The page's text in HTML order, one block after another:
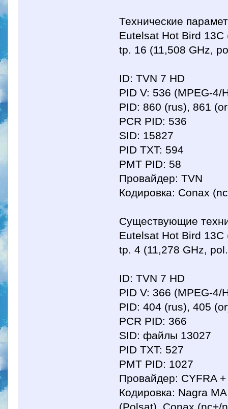
Технические
Eutelsat Hot Bird
tp. 16 (11,508 GHz,
ID: TVN 7 HD
PID V: 536 (MPEG-4/
PID: 860 (rus), 861
PCR PID: 536
SID: 15827
PID TXT: 594
PMT PID: 58
Провайдер: TVN
Кодировка: Conax
Существующие
Eutelsat Hot Bird
tp. 4 (11,278 GHz,
ID: TVN 7 HD
PID V: 366 (MPEG-4/
PID: 404 (rus), 405
PCR PID: 366
SID: файлы 13027
PID TXT: 527
PMT PID: 1027
Провайдер: CYFRA +
Кодировка: Nagra